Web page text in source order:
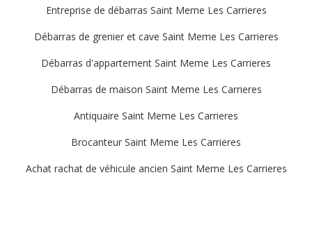
Entreprise de débarras Saint Meme Les Carrieres
Débarras de grenier et cave Saint Meme Les Carrieres
Débarras d'appartement Saint Meme Les Carrieres
Débarras de maison Saint Meme Les Carrieres
Antiquaire Saint Meme Les Carrieres
Brocanteur Saint Meme Les Carrieres
Achat rachat de véhicule ancien Saint Meme Les Carrieres